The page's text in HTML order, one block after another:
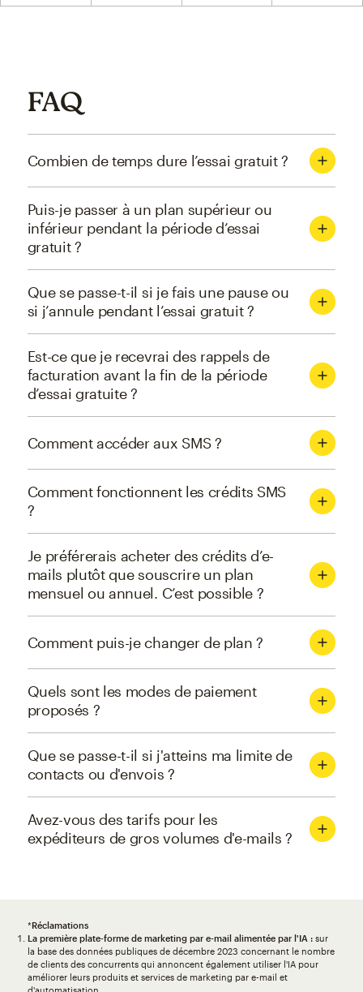
FAQ
Combien de temps dure l’essai gratuit ?
Puis-je passer à un plan supérieur ou
inférieur pendant la période d’essai
gratuit ?
Que se passe-t-il si je fais une pause ou
si j’annule pendant l’essai gratuit ?
Est-ce que je recevrai des rappels de
facturation avant la fin de la période
d’essai gratuite ?
Comment accéder aux SMS ?
Comment fonctionnent les crédits SMS
?
Je préférerais acheter des crédits d’e-
mails plutôt que souscrire un plan
mensuel ou annuel. C’est possible ?
Comment puis-je changer de plan ?
Quels sont les modes de paiement
proposés ?
Que se passe-t-il si j'atteins ma limite de
contacts ou d'envois ?
Avez-vous des tarifs pour les
expéditeurs de gros volumes d'e-mails ?
*Réclamations
La première plate-forme de marketing par e-mail alimentée par l'IA :sur
la base des données publiques de décembre 2023 concernant le nombre
de clients des concurrents qui annoncent également utiliser l'IA pour
améliorer leurs produits et services de marketing par e-mail et